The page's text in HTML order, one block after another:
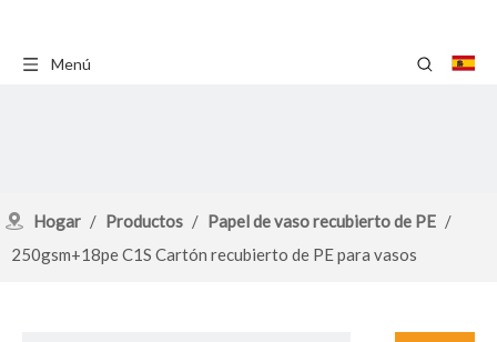
Menú
Hogar / Productos / Papel de vaso recubierto de PE /
250gsm+18pe C1S Cartón recubierto de PE para vasos